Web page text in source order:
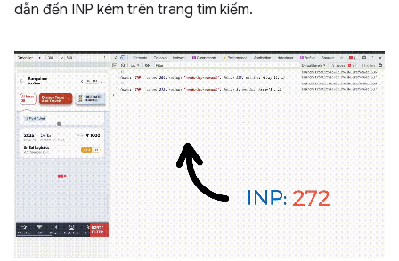
dẫn đến INP kém trên trang tìm kiếm.